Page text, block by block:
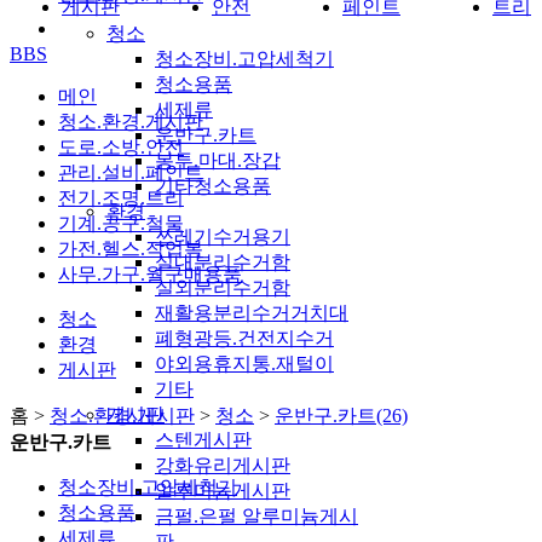
청소
청소장비.고압세척기
청소용품
세제류
운반구.카트
봉투.마대.장갑
기타청소용품
환경
쓰레기수거용기
실내분리수거함
실외분리수거함
재활용분리수거거치대
폐형광등.건전지수거
야외용휴지통.재털이
기타
게시판
스텐게시판
강화유리게시판
알루미늄게시판
금펄.은펄 알루미늄게시
게시판
안전
페인트
트리
BBS
메인
청소.환경.게시판
도로.소방.안전
관리.설비.페인트
전기.조명.트리
기계.공구.철물
가전.헬스.작업복
사무.가구.월구매용품
청소
환경
게시판
홈 > 청소.환경.게시판 > 청소 > 운반구.카트(26)
운반구.카트
청소장비.고압세척기
청소용품
세제류